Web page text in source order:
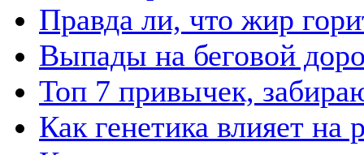
Правда ли, что жир
Выпады на беговой
Топ 7 привычек,
Как генетика влияет